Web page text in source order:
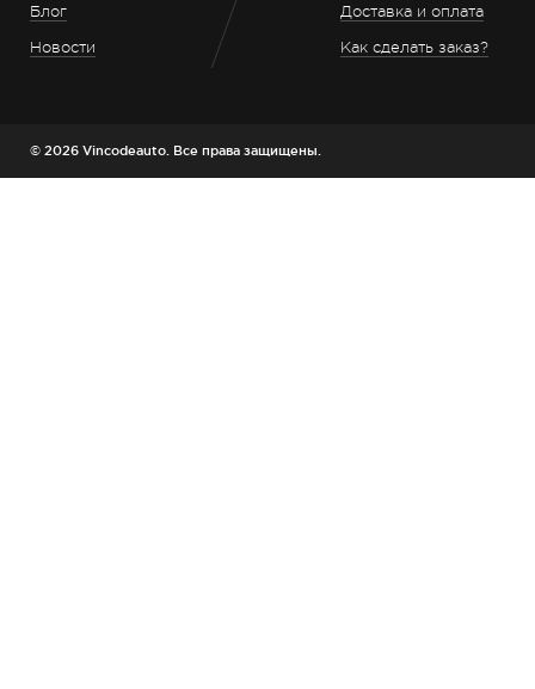
Блог
Новости
Доставка и оплата
Как сделать заказ?
© 2026 Vincodeauto. Все права защищены.